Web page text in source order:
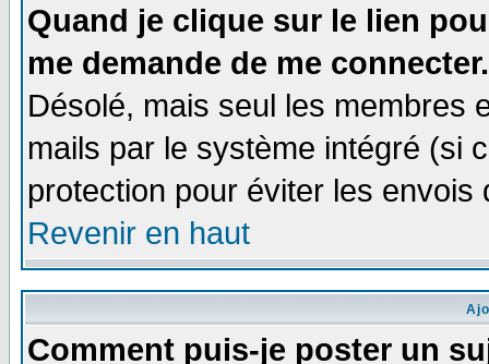
Quand je clique sur le lien
me demande de me connecter.
Désolé, mais seul les membres
mails par le système intégré (si
protection pour éviter les
Revenir en haut
Comment puis-je poster un